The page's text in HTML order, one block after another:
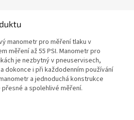
manometr pro měření tlaku v
měření až 55 PSI. Manometr pro
je nezbytný v pneuservisech,
dokonce i při každodenním používání
a jednoduchá konstrukce
a spolehlivé měření.